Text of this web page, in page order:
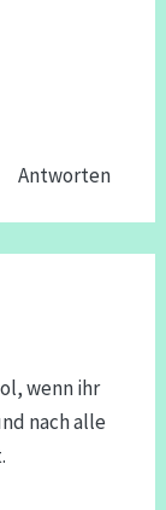
Antworten
wenn ihr
nach alle